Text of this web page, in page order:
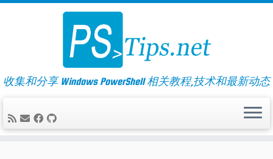
Skip
收集和分享 Windows PowerShell 相关教程,技术和最新动态